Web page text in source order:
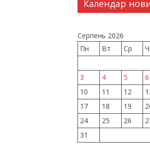
Календар
Серпень 2026
Пн
Вт Ср
3
4 5 6
10
11 12
17
18 19
24
25 26
31